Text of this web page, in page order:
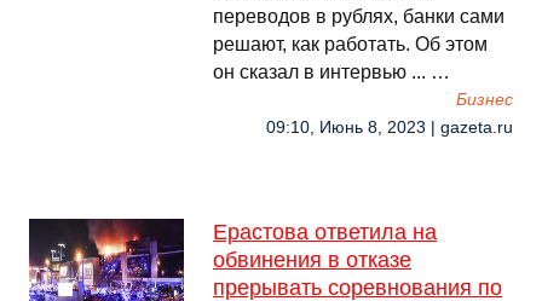
переводов в рублях, банки сами
решают, как работать. Об этом
он сказал в интервью ... …
Бизнес
09:10, Июнь 8, 2023 | gazeta.ru
Ерастова ответила на
обвинения в отказе
прерывать соревнования по